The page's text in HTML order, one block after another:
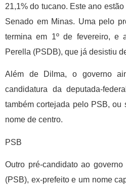
21,1% do tucano. Este ano
Senado em Minas. Uma pelo
termina em 1º de fevereiro, e
Perella (PSDB), que já desistiu
Além de Dilma, o governo
candidatura da deputada-
também cortejada pelo PSB, ou
nome de centro.
PSB
Outro pré-candidato ao
(PSB), ex-prefeito e um nome